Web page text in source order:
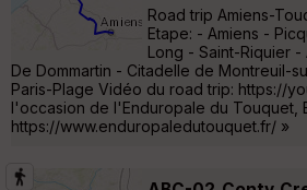
Road trip Amiens-
Etape: - Amiens -
Long - Saint-Riquier
De Dommartin - Citadelle de Montreuil-
Paris-Plage Vidéo du road trip: https://
l'occasion de l'Enduropale du Touquet,
https://www.enduropaledutouquet.fr/ »